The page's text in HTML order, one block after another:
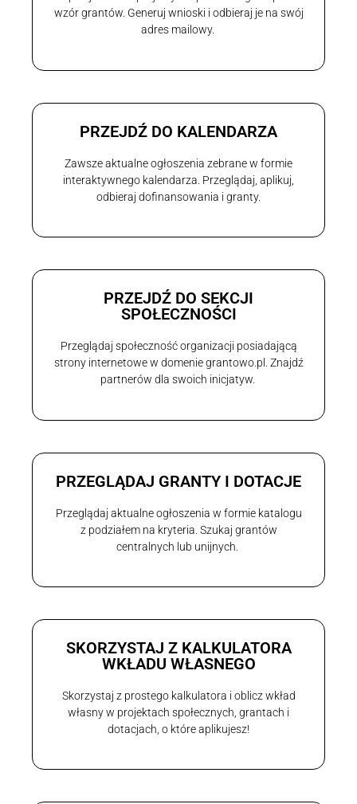
wzór grantów. Generuj wnioski i odbieraj je na swój
adres mailowy.
PRZEJDŹ DO KALENDARZA
Zawsze aktualne ogłoszenia zebrane w formie
interaktywnego kalendarza. Przeglądaj, aplikuj,
odbieraj dofinansowania i granty.
PRZEJDŹ DO SEKCJI
SPOŁECZNOŚCI
Przeglądaj społeczność organizacji posiadającą
strony internetowe w domenie grantowo.pl. Znajdź
partnerów dla swoich inicjatyw.
PRZEGLĄDAJ GRANTY I DOTACJE
Przeglądaj aktualne ogłoszenia w formie katalogu
z podziałem na kryteria. Szukaj grantów
centralnych lub unijnych.
SKORZYSTAJ Z KALKULATORA
WKŁADU WŁASNEGO
Skorzystaj z prostego kalkulatora i oblicz wkład
własny w projektach społecznych, grantach i
dotacjach, o które aplikujesz!